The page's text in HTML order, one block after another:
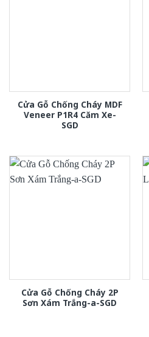
Cửa Gỗ Chống Cháy MDF
Veneer P1R4 Căm Xe-
SGD
Cửa Gỗ Chống Cháy 2P
Sơn Xám Trắng-a-SGD